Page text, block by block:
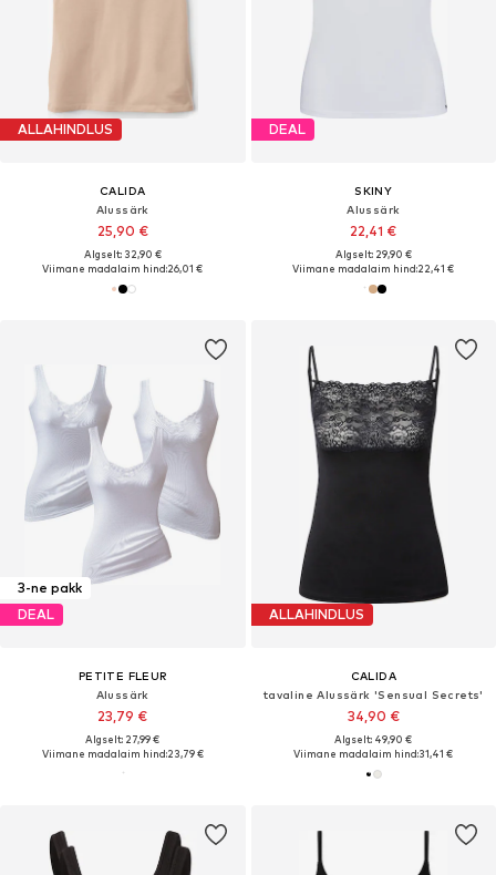
ALLAHINDLUS
CALIDA
Alussärk
25,90 €
Algselt: 32,90 €
Viimane madalaim hind:26,01 €
DEAL
SKINY
Alussärk
22,41 €
Algselt: 29,90 €
Viimane madalaim hind:22,41 €
3-ne pakk
DEAL
PETITE FLEUR
Alussärk
23,79 €
Algselt: 27,99 €
Viimane madalaim hind:23,79 €
ALLAHINDLUS
CALIDA
tavaline Alussärk 'Sensual Secrets'
34,90 €
Algselt: 49,90 €
Viimane madalaim hind:31,41 €